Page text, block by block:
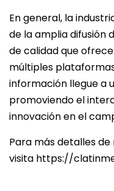
En general, la
de la amplia difusión
de calidad que
múltiples
información llegue a
promoviendo el
innovación en el
Para más detalles
visita https://